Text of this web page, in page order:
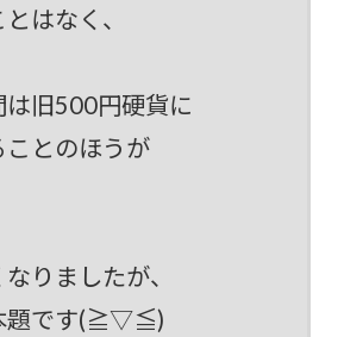
はなく、
は旧500円硬貨に
とのほうが
りましたが、
題です(≧▽≦)